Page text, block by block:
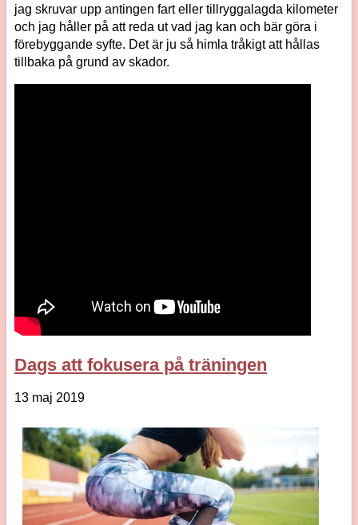
jag skruvar upp antingen fart eller tillryggalagda kilometer
och jag håller på att reda ut vad jag kan och bär göra i
förebyggande syfte. Det är ju så himla tråkigt att hållas
tillbaka på grund av skador.
Dags att fokusera på träningen
13 maj 2019